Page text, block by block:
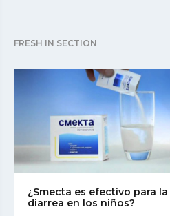
FRESH IN SECTION
¿Smecta es efectivo para la
diarrea en los niños?